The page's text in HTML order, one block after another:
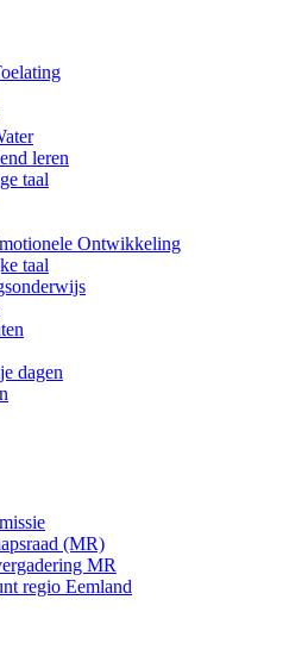
leren
taal
Ontwikkeling
taal
dagen
(MR)
MR
regio Eemland